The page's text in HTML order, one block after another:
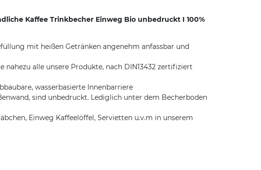
Kaffee Trinkbecher Einweg Bio unbedruckt I 100%
mit heißen Getränken angenehm anfassbar und
nahezu alle unsere Produkte, nach DIN13432 zertifiziert
wasserbasierte Innenbarriere
sind unbedruckt. Lediglich unter dem Becherboden
Einweg Kaffeelöffel, Servietten u.v.m in unserem